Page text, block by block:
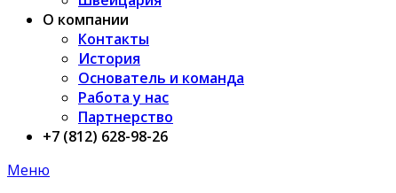
О компании
Контакты
История
Основатель и команда
Работа у нас
Партнерство
+7 (812) 628-98-26
Меню